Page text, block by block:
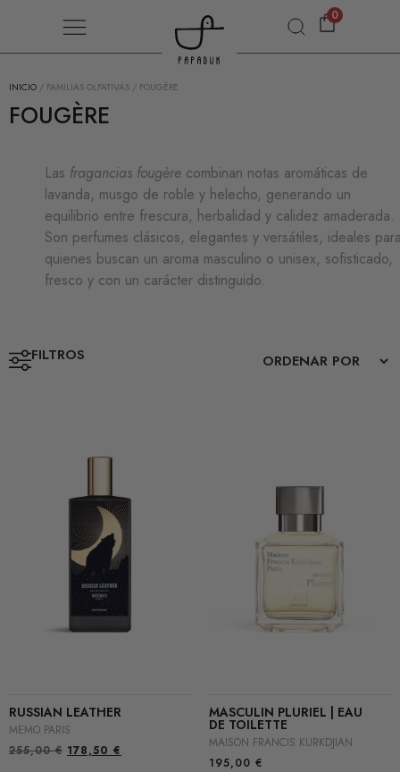
0
INICIO / FAMILIAS OLFATIVAS / FOUGÈRE
FOUGÈRE
Las fragancias fougère combinan notas aromáticas de
lavanda, musgo de roble y helecho, generando un
equilibrio entre frescura, herbalidad y calidez amaderada.
Son perfumes clásicos, elegantes y versátiles, ideales
quienes buscan un aroma masculino o unisex, sofisticado,
fresco y con un carácter distinguido.
FILTROS
RUSSIAN LEATHER
MEMO PARIS
255,00€ 178,50 €
MASCULIN PLURIEL | EAU
DE TOILETTE
MAISON FRANCIS KURKDJIAN
195,00 €